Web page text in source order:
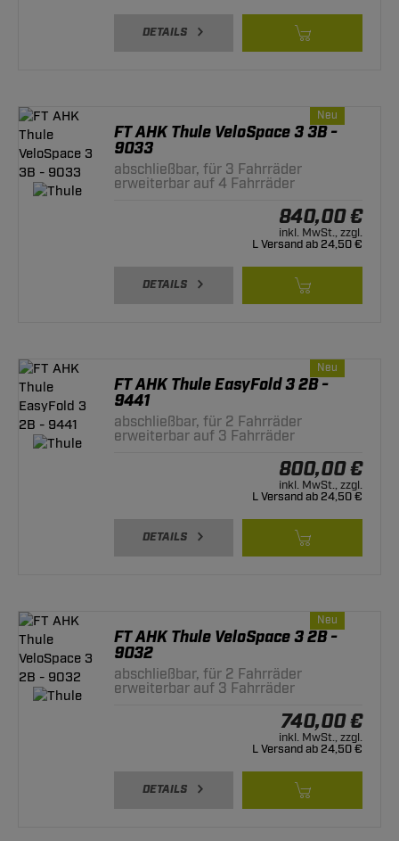
DETAILS
Neu
FT AHK Thule VeloSpace 3 3B -
9033
abschließbar, für 3 Fahrräder
erweiterbar auf 4 Fahrräder
840,00 €
inkl. MwSt., zzgl.
L Versand ab 24,50 €
DETAILS
Neu
FT AHK Thule EasyFold 3 2B -
9441
abschließbar, für 2 Fahrräder
erweiterbar auf 3 Fahrräder
800,00 €
inkl. MwSt., zzgl.
L Versand ab 24,50 €
DETAILS
Neu
FT AHK Thule VeloSpace 3 2B -
9032
abschließbar, für 2 Fahrräder
erweiterbar auf 3 Fahrräder
740,00 €
inkl. MwSt., zzgl.
L Versand ab 24,50 €
DETAILS